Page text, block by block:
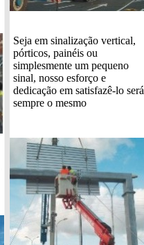
Seja em sinalização vertical,
pórticos, painéis ou
simplesmente um pequeno
sinal, nosso esforço e
dedicação em satisfazê-lo será
sempre o mesmo